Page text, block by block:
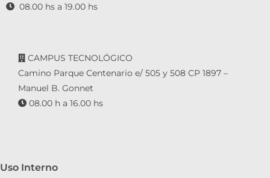
08.00 hs a 19.00 hs
CAMPUS TECNOLÓGICO
Camino Parque Centenario e/ 505 y 508 CP 1897 –
Manuel B. Gonnet
08.00 h a 16.00 hs
Uso Interno